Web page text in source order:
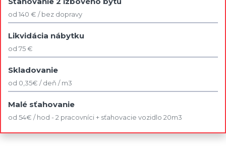
od 140 € / bez dopravy
Likvidácia nábytku
od 75 €
Skladovanie
od 0,35€ / deň / m3
Malé sťahovanie
od 54€ / hod - 2 pracovníci + sťahovacie vozidlo 20m3